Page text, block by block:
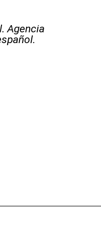
Agencia